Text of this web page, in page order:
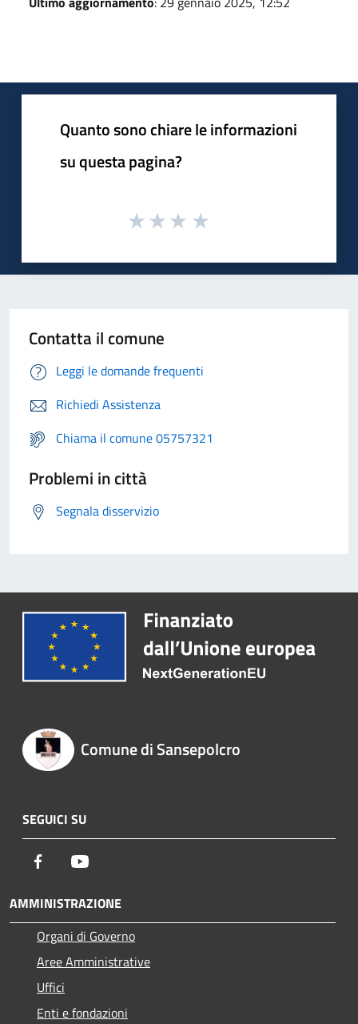
Quanto sono chiare le informazioni
su questa pagina?
Contatta il comune
Leggi le domande frequenti
Richiedi Assistenza
Chiama il comune 05757321
Problemi in città
Segnala disservizio
Comune di Sansepolcro
SEGUICI SU
Facebook
AMMINISTRAZIONE
Organi di Governo
Aree Amministrative
Uffici
Enti e fondazioni